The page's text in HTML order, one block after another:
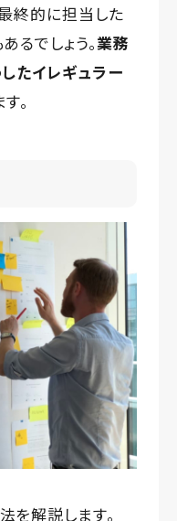
終的に担当した
るでしょう。業務
たイレギュラー
。
を解説します。